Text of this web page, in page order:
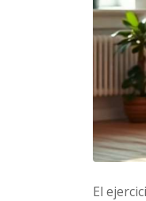
El